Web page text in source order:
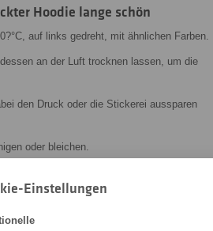
Hoodie lange schön
auf links gedreht, mit ähnlichen Farben.
an der Luft trocknen lassen, um die
den Druck oder die Stickerei aussparen
oder bleichen.
oder bestickter Hoodie lange in bestem
Einstellungen